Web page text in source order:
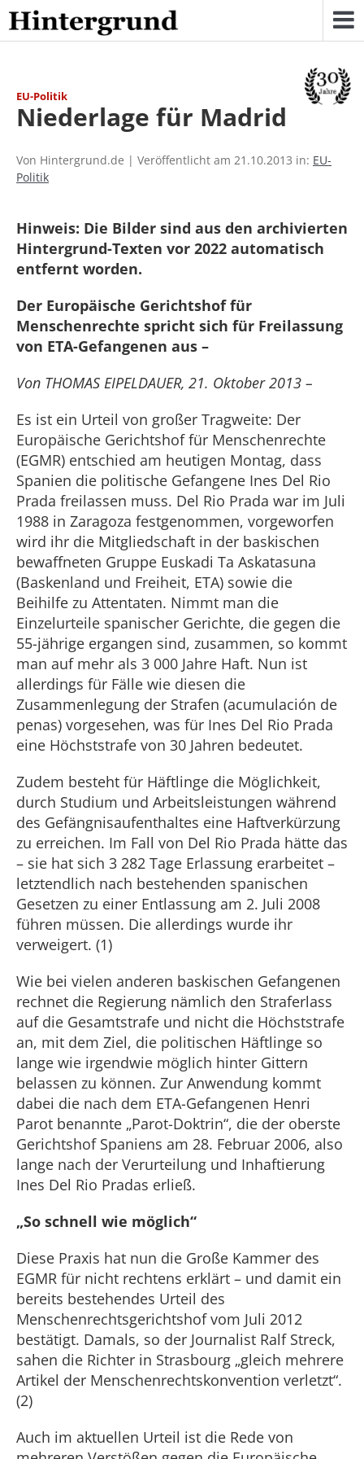
Skip
to
content
EU-Politik
Niederlage für Madrid
Von Hintergrund.de | Veröffentlicht am 21.10.2013 in: EU-
Politik
Hinweis: Die Bilder sind aus den archivierten
Hintergrund-Texten vor 2022 automatisch
entfernt worden.
Der Europäische Gerichtshof für
Menschenrechte spricht sich für Freilassung
von ETA-Gefangenen aus –
Von THOMAS EIPELDAUER, 21. Oktober 2013 –
Es ist ein Urteil von großer Tragweite: Der
Europäische Gerichtshof für Menschenrechte
(EGMR) entschied am heutigen Montag, dass
Spanien die politische Gefangene Ines Del Rio
Prada freilassen muss. Del Rio Prada war im Juli
1988 in Zaragoza festgenommen, vorgeworfen
wird ihr die Mitgliedschaft in der baskischen
bewaffneten Gruppe Euskadi Ta Askatasuna
(Baskenland und Freiheit, ETA) sowie die
Beihilfe zu Attentaten. Nimmt man die
Einzelurteile spanischer Gerichte, die gegen die
55-jährige ergangen sind, zusammen, so kommt
man auf mehr als 3 000 Jahre Haft. Nun ist
allerdings für Fälle wie diesen die
Zusammenlegung der Strafen (acumulación de
penas) vorgesehen, was für Ines Del Rio Prada
eine Höchststrafe von 30 Jahren bedeutet.
Zudem besteht für Häftlinge die Möglichkeit,
durch Studium und Arbeitsleistungen während
des Gefängnisaufenthaltes eine Haftverkürzung
zu erreichen. Im Fall von Del Rio Prada hätte das
– sie hat sich 3 282 Tage Erlassung erarbeitet –
letztendlich nach bestehenden spanischen
Gesetzen zu einer Entlassung am 2. Juli 2008
führen müssen. Die allerdings wurde ihr
verweigert. (1)
Wie bei vielen anderen baskischen Gefangenen
rechnet die Regierung nämlich den Straferlass
auf die Gesamtstrafe und nicht die Höchststrafe
an, mit dem Ziel, die politischen Häftlinge so
lange wie irgendwie möglich hinter Gittern
belassen zu können. Zur Anwendung kommt
dabei die nach dem ETA-Gefangenen Henri
Parot benannte „Parot-Doktrin“, die der oberste
Gerichtshof Spaniens am 28. Februar 2006, also
lange nach der Verurteilung und Inhaftierung
Ines Del Rio Pradas erließ.
„So schnell wie möglich“
Diese Praxis hat nun die Große Kammer des
EGMR für nicht rechtens erklärt – und damit ein
bereits bestehendes Urteil des
Menschenrechtsgerichtshof vom Juli 2012
bestätigt. Damals, so der Journalist Ralf Streck,
sahen die Richter in Strasbourg „gleich mehrere
Artikel der Menschenrechtskonvention verletzt“.
(2)
Auch im aktuellen Urteil ist die Rede von